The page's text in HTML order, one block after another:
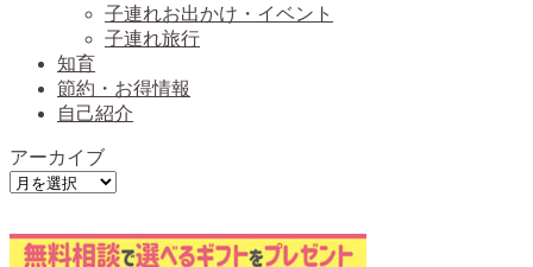
子連れお出かけ・イベント
子連れ旅行
知育
節約・お得情報
自己紹介
アーカイブ
ア
カ
イ